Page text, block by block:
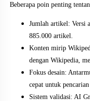
Beberapa poin penting
Jumlah artikel: Versi
885.000 artikel.
Konten mirip
dengan Wikipedia,
Fokus desain:
cepat untuk
Sistem validasi: AI